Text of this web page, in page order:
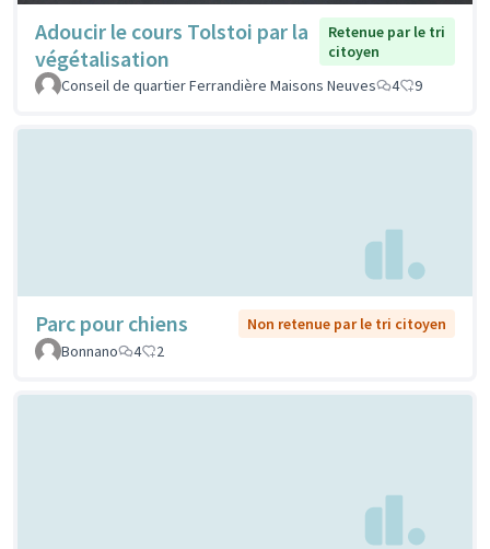
Adoucir le cours Tolstoi par la
végétalisation
Retenue par le tri
citoyen
Conseil de quartier Ferrandière Maisons Neuves
4 9
Parc pour chiens
Non retenue par le tri citoyen
Bonnano
4 2